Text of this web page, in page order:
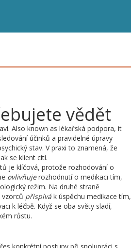
vědět
. Also known as lékařská podpora, it
účinků a pravidelné úpravy
stav. V praxi to znamená, že
se klient cítí.
je klíčová, protože rozhodování o
ovlivňujerozhodnutí o medikaci tím,
režim. Na druhé straně
přispívák úspěchu medikace tím,
k léčbě. Když se oba světy sladí,
růstu.